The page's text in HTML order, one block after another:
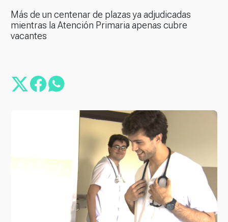
Más de un centenar de plazas ya adjudicadas
mientras la Atención Primaria apenas cubre
vacantes